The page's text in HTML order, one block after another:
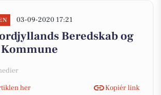
03-09-2020 17:21
Beredskab og
her
Kopiér link